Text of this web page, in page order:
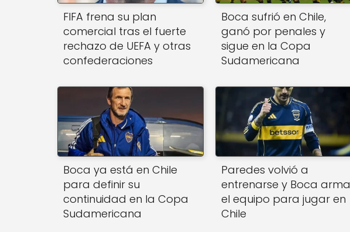
FIFA frena su plan
comercial tras el fuerte
rechazo de UEFA y otras
confederaciones
Boca sufrió en Chile,
ganó por penales y
sigue en la Copa
Sudamericana
Boca ya está en Chile
para definir su
continuidad en la Copa
Sudamericana
Paredes volvió a
entrenarse y Boca arma
el equipo para jugar en
Chile